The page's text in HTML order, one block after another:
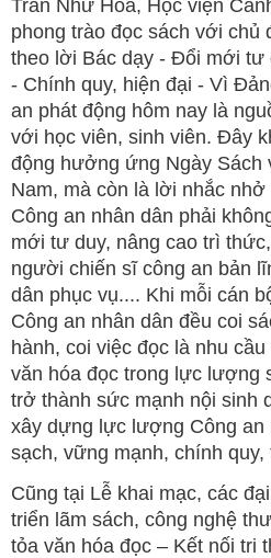
Trần Như Hoa, Học viện
phong trào đọc sách với chủ
theo lời Bác dạy - Đổi mới tư
- Chính quy, hiện đại - Vì
an phát động hôm nay là
với học viên, sinh viên. Đây
động hưởng ứng Ngày Sách
Nam, mà còn là lời nhắc
Công an nhân dân phải
mới tư duy, nâng cao trì
người chiến sĩ công an bản
dân phục vụ.... Khi mỗi cán
Công an nhân dân đều coi
hành, coi việc đọc là nhu
văn hóa đọc trong lực lượng
trở thành sức mạnh nội sinh
xây dựng lực lượng Công an
sạch, vững mạnh, chính quy,
Cũng tại Lễ khai mạc, các
triển lãm sách, công nghệ
tỏa văn hóa đọc – Kết nối tri